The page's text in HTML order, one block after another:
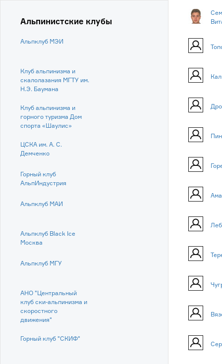
Альпинистские клубы
Альпклуб МЭИ
Клуб альпинизма и
скалолазания МГТУ им.
Н.Э. Баумана
Клуб альпинизма и
горного туризма Дом
спорта «Шаулис»
ЦСКА им. А. С.
Демченко
Горный клуб
АльпИндустрия
Альпклуб МАИ
Альпклуб Black Ice
Москва
Альпклуб МГУ
АНО "Центральный
клуб ски-альпинизма и
скоростного
движения"
Горный клуб "СКИФ"